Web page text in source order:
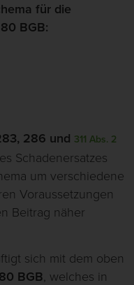
für die
BGB:
286 und 311 Abs. 2
Schadenersatzes
um verschiedene
Voraussetzungen
Beitrag näher
sich mit dem oben
BGB, welches in